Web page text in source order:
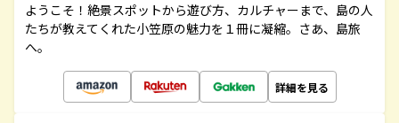
ようこそ！絶景スポットから遊び方、カルチャーまで、島の人
たちが教えてくれた小笠原の魅力を１冊に凝縮。さあ、島旅
へ。
詳細を見る